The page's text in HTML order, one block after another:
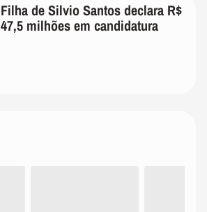
Filha de Silvio Santos declara R$
47,5 milhões em candidatura